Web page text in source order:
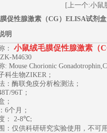
[上一个:小鼠
促性腺激素（CG）ELISA试剂盒
明
：
小鼠绒毛膜促性腺激素（
M4630
: Mouse Chorionic
科生物ZIKER；
：酶联免疫分析检测法；
96T ；
；
6个月；
： 2-8℃;
：仅供科研研究实验使用，不可